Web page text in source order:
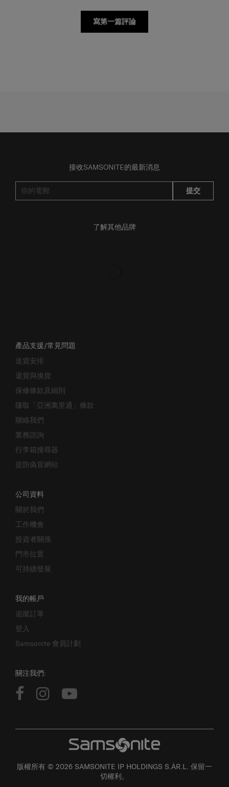
寫第一篇評論
提交
送貨安排
退貨與換貨
保修條款及細則
賺取「亞洲萬里通」條款
聯絡我們
業務諮詢
行李箱搜尋器
提防偽冒網站
關於我們
工作機會
投資者關係
門市位置
可持續發展
追蹤訂單
登入
Samsonite 會員計劃
切權利。